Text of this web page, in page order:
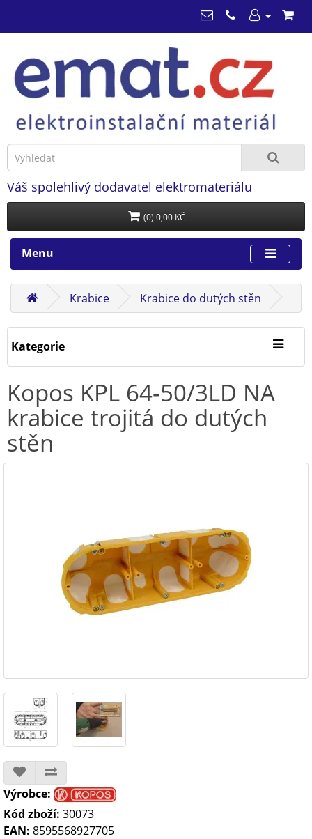
Váš spolehlivý dodavatel elektromateriálu
(0) 0,00 KČ
Menu
Krabice Krabice do dutých stěn
Kategorie
Kopos KPL 64-50/3LD NA
krabice trojitá do dutých
stěn
Výrobce:
Kód zboží: 30073
EAN: 8595568927705